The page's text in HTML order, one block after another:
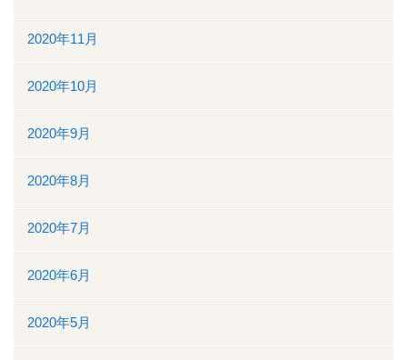
2020年11月
2020年10月
2020年9月
2020年8月
2020年7月
2020年6月
2020年5月